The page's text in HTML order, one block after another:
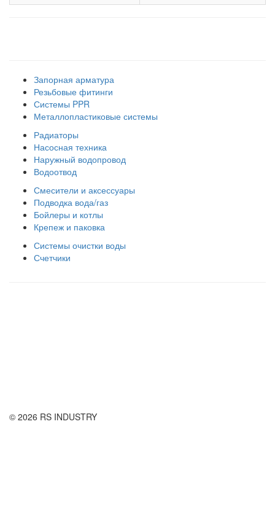
Запорная арматура
Резьбовые фитинги
Системы PPR
Металлопластиковые системы
Радиаторы
Насосная техника
Наружный водопровод
Водоотвод
Смесители и аксессуары
Подводка вода/газ
Бойлеры и котлы
Крепеж и паковка
Системы очистки воды
Счетчики
© 2026 RS INDUSTRY